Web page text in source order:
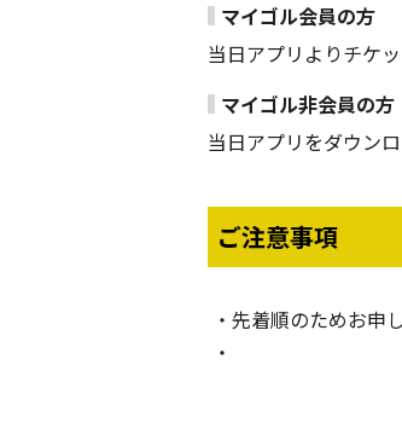
マイゴル会員の方
当日アプリよりチケ
マイゴル非会員の方
当日アプリをダウン
ご注意事項
先着順のためお申